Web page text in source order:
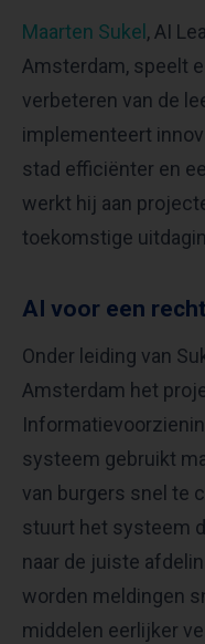
Maarten Sukel , AI
Amsterdam, speelt
verbeteren van de
implementeert
stad efficiënter en
werkt hij aan
toekomstige
AI voor een
Onder leiding van
Amsterdam het
systeem gebruikt
van burgers snel te
stuurt het systeem
naar de juiste
worden meldingen
middelen eerlijker